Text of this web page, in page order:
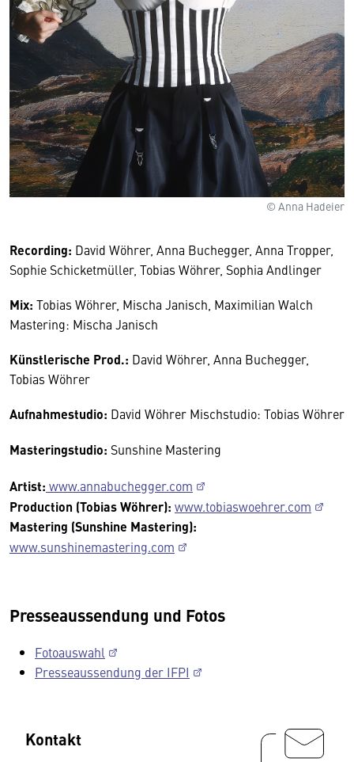
© Anna Hadeier
Recording: David Wöhrer, Anna Buchegger, Anna Tropper,
Sophie Schicketmüller, Tobias Wöhrer, Sophia Andlinger
Mix: Tobias Wöhrer, Mischa Janisch, Maximilian Walch
Mastering: Mischa Janisch
Künstlerische Prod.: David Wöhrer, Anna Buchegger,
Tobias Wöhrer
Aufnahmestudio: David Wöhrer Mischstudio: Tobias Wöhrer
Masteringstudio: Sunshine Mastering
Artist: www.annabuchegger.com
Production (Tobias Wöhrer): www.tobiaswoehrer.com
Mastering (Sunshine Mastering):
www.sunshinemastering.com
Presseaussendung und Fotos
Fotoauswahl
Presseaussendung der IFPI
Kontakt